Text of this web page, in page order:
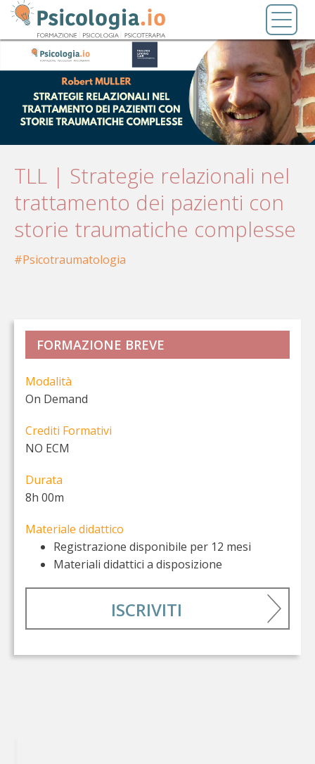
Salta
contenuto
principale
TLL | Strategie relazionali nel
trattamento dei pazienti con
storie traumatiche complesse
Psicotraumatologia
FORMAZIONE BREVE
Modalità
On Demand
Crediti Formativi
NO ECM
Durata
8h 00m
Materiale didattico
Registrazione disponibile per 12 mesi
Materiali didattici a disposizione
ISCRIVITI